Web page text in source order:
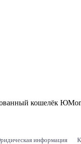
кошелёк
информация